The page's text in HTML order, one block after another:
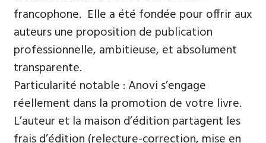
francophone. Elle a été fondée pour offrir aux
auteurs une proposition de publication
professionnelle, ambitieuse, et absolument
transparente.
Particularité notable : Anovi s’engage
réellement dans la promotion de votre livre.
L’auteur et la maison d’édition partagent les